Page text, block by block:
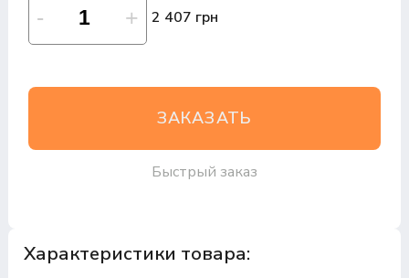
2 407 грн
ЗАКАЗАТЬ
Быстрый заказ
Характеристики товара: